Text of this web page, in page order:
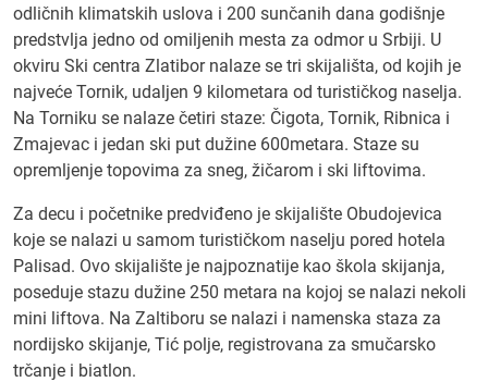
odličnih klimatskih uslova i 200 sunčanih dana godišnje
predstvlja jedno od omiljenih mesta za odmor u Srbiji. U
okviru Ski centra Zlatibor nalaze se tri skijališta, od kojih je
najveće Tornik, udaljen 9 kilometara od turističkog naselja.
Na Torniku se nalaze četiri staze: Čigota, Tornik, Ribnica i
Zmajevac i jedan ski put dužine 600metara. Staze su
opremljenje topovima za sneg, žičarom i ski liftovima.
Za decu i početnike predviđeno je skijalište Obudojevica
koje se nalazi u samom turističkom naselju pored hotela
Palisad. Ovo skijalište je najpoznatije kao škola skijanja,
poseduje stazu dužine 250 metara na kojoj se nalazi nekoli
mini liftova. Na Zaltiboru se nalazi i namenska staza za
nordijsko skijanje, Tić polje, registrovana za smučarsko
trčanje i biatlon.